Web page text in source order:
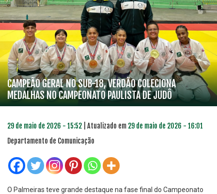
CAMPEÃO GERAL NO SUB-18, VERDÃO COLECIONA
MEDALHAS NO CAMPEONATO PAULISTA DE JUDÔ
29 de maio de 2026 - 15:52 | Atualizado em 29 de maio de 2026 - 16:01
Departamento de Comunicação
O Palmeiras teve grande destaque na fase final do Campeonato